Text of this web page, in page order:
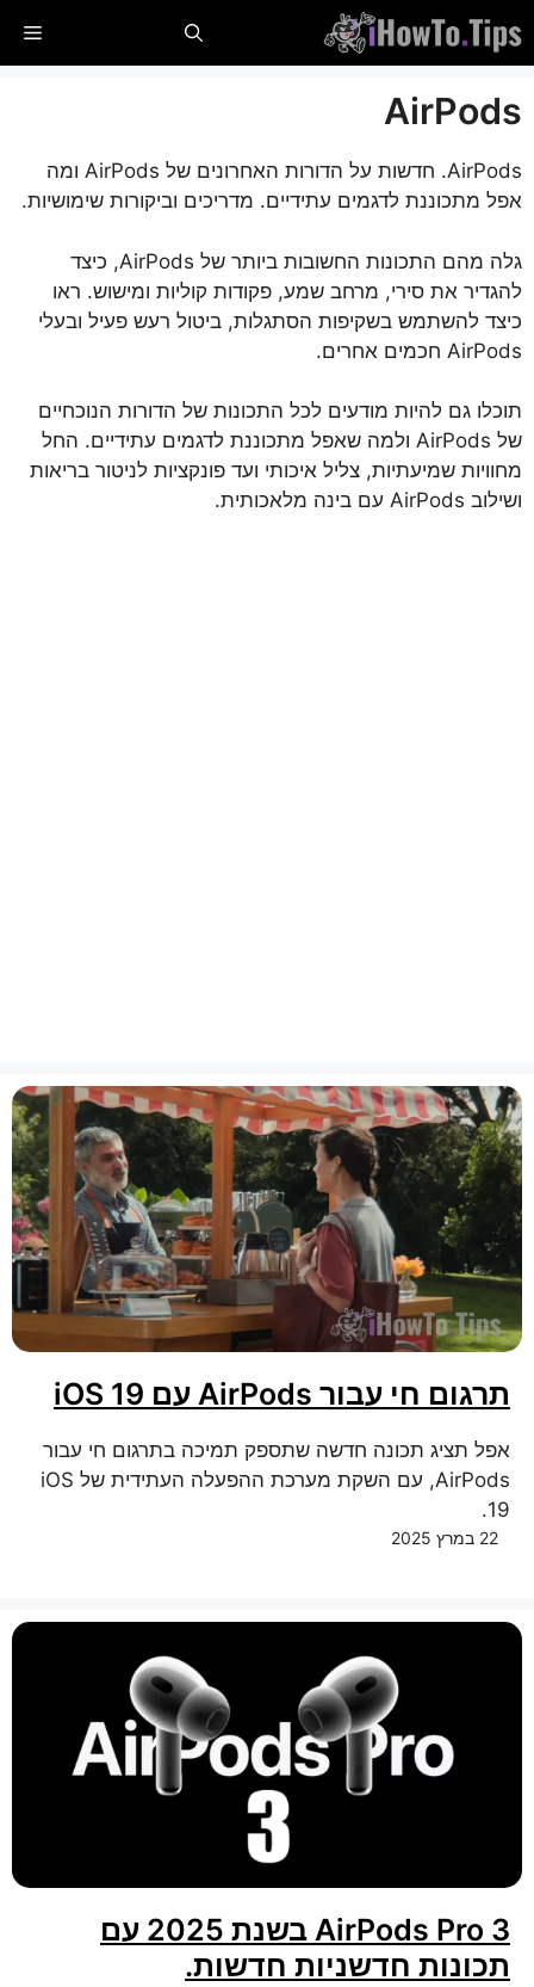
לתוכן
AirPods
AirPods. חדשות על הדורות האחרונים של AirPods ומה
אפל מתכוננת לדגמים עתידיים. מדריכים וביקורות שימושיות.
גלה מהם התכונות החשובות ביותר של AirPods, כיצד
להגדיר את סירי, מרחב שמע, פקודות קוליות ומישוש. ראו
כיצד להשתמש בשקיפות הסתגלות, ביטול רעש פעיל ובעלי
AirPods חכמים אחרים.
תוכלו גם להיות מודעים לכל התכונות של הדורות הנוכחיים
של AirPods ולמה שאפל מתכוננת לדגמים עתידיים. החל
מחוויות שמיעתיות, צליל איכותי ועד פונקציות לניטור בריאות
ושילוב AirPods עם בינה מלאכותית.
תרגום חי עבור AirPods עם iOS 19
אפל תציג תכונה חדשה שתספק תמיכה בתרגום חי עבור
AirPods, עם השקת מערכת ההפעלה העתידית של iOS
19.
22 במרץ 2025
AirPods Pro 3 בשנת 2025 עם
תכונות חדשניות חדשות.